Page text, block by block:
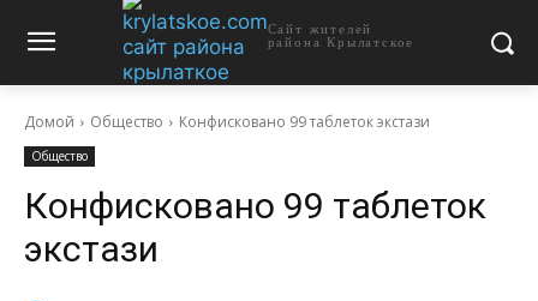
Сайт жителей
района Крылатское
Домой Общество Конфисковано 99 таблеток экстази
Общество
Конфисковано 99 таблеток
экстази